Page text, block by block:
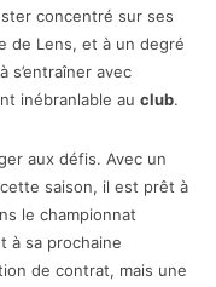
concentré sur ses
de Lens, et à un degré
s’entraîner avec
inébranlable au club.
aux défis. Avec un
saison, il est prêt à
le championnat
à sa prochaine
de contrat, mais une